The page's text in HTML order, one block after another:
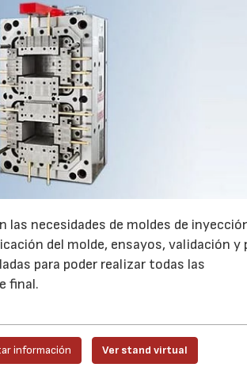
las necesidades de moldes de
del molde, ensayos, validación y
para poder realizar todas las
final.
información Ver stand virtual